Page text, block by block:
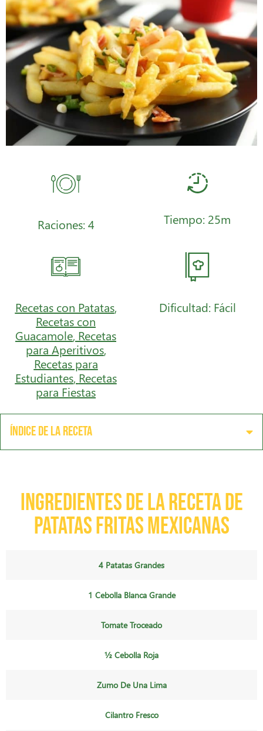
Raciones: 4 Tiempo: 25m
Recetas con Patatas,
Recetas con
Guacamole, Recetas
para Aperitivos,
Recetas para
Estudiantes, Recetas
para Fiestas
Dificultad: Fácil
Índice de la receta
Ingredientes de la receta de
patatas fritas mexicanas
4 Patatas Grandes
1 Cebolla Blanca Grande
Tomate Troceado
½ Cebolla Roja
Zumo De Una Lima
Cilantro Fresco